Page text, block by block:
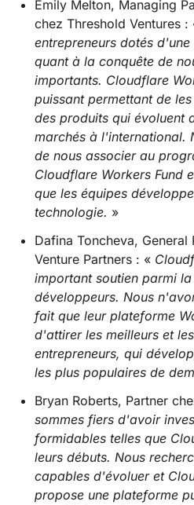
Emily Melton, Managing
chez Threshold Ventures :
entrepreneurs dotés
quant à la conquête de
importants. Cloudflare
puissant permettant de
des produits qui évoluent
marchés à l'international.
de nous associer au
Cloudflare Workers Fund
que les équipes
technologie. »
Dafina Toncheva, General
Venture Partners : «
important soutien parmi
développeurs. Nous
fait que leur plateforme
d'attirer les meilleurs et
entrepreneurs, qui
les plus populaires de
Bryan Roberts, Partner
sommes fiers d'avoir
formidables telles que
leurs débuts. Nous
capables d'évoluer et
propose une plateforme